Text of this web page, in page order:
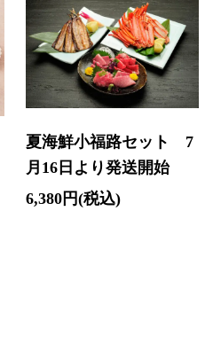
夏海鮮小福路セット 7
月16日より発送開始
6,380円(税込)